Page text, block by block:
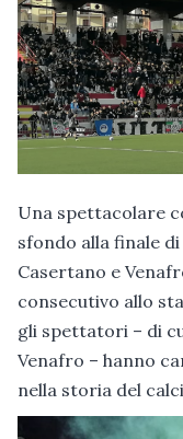
Una spettacolare
sfondo alla finale
Casertano e
consecutivo allo
gli spettatori – di
Venafro – hanno
nella storia del